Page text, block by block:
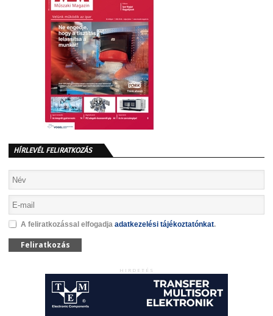
HÍRLEVÉL FELIRATKOZÁS
A feliratkozással elfogadja adatkezelési tájékoztatónkat.
Feliratkozás
HIRDETÉS